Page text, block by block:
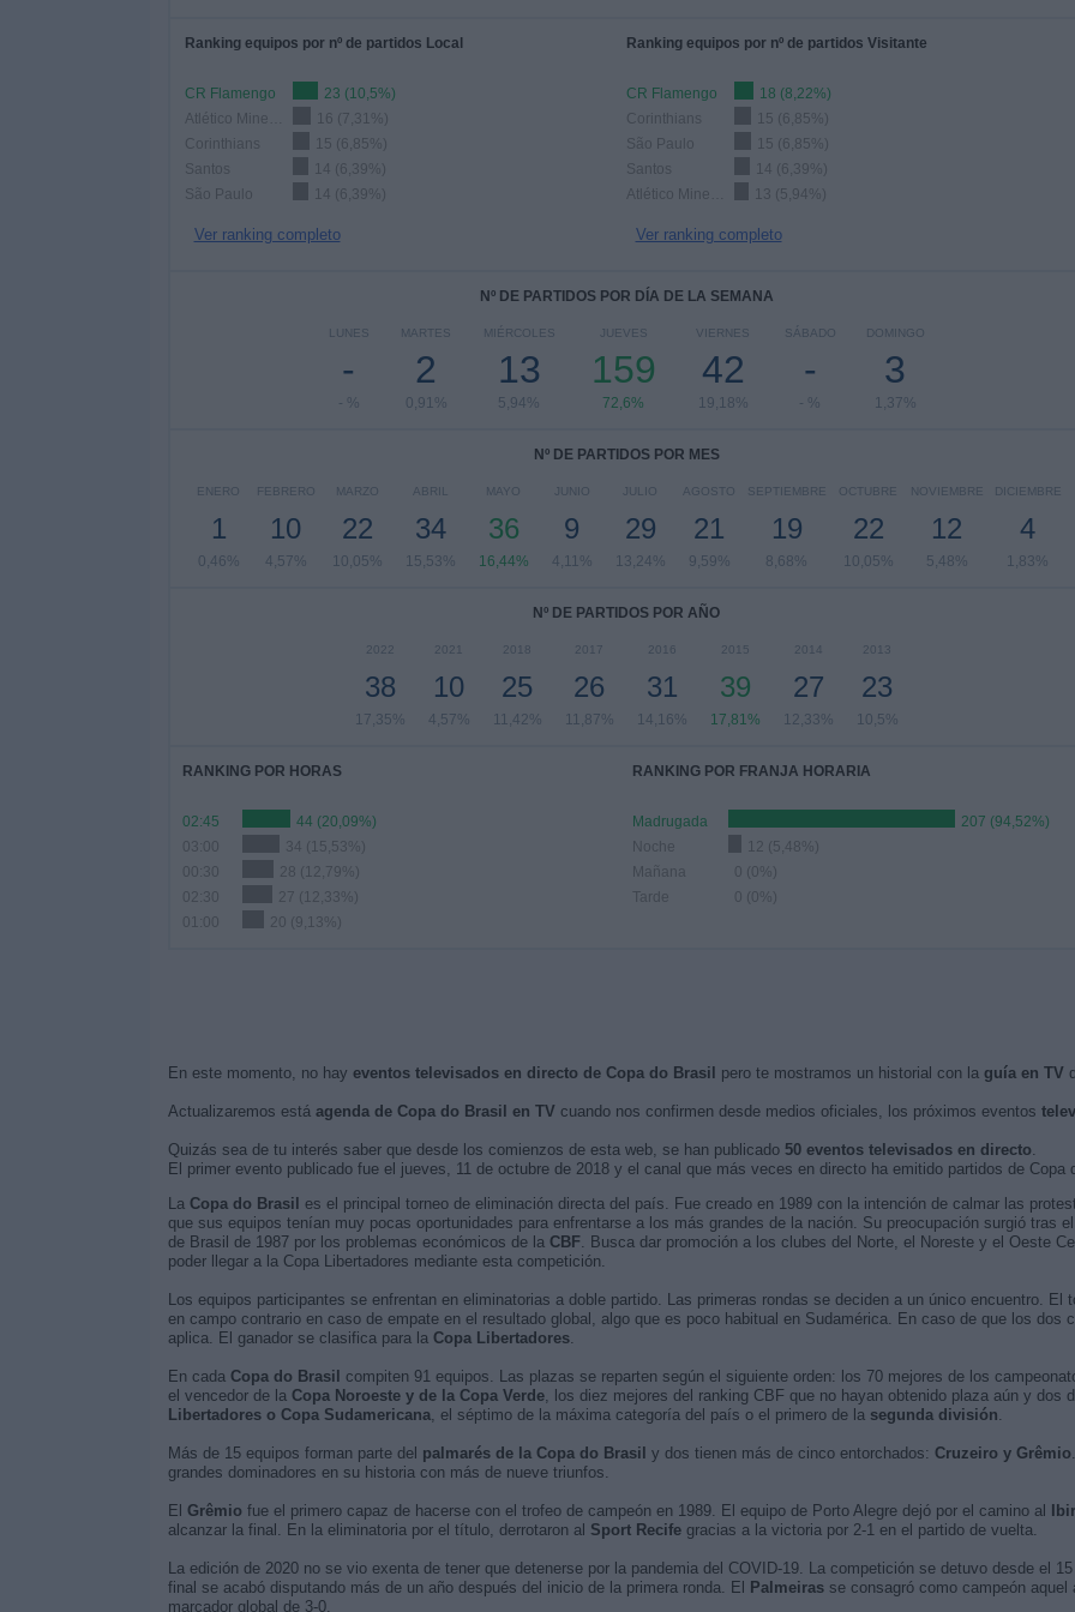
Ranking equipos por nº de partidos Local
CR Flamengo
23 (10,5%)
16 (7,31%)
Corinthians
15 (6,85%)
Santos
14 (6,39%)
São Paulo
14 (6,39%)
Ver ranking completo
Ranking equipos por nº de partidos Visitante
CR Flamengo
18 (8,22%)
Corinthians
15 (6,85%)
São Paulo
15 (6,85%)
Santos
14 (6,39%)
13 (5,94%)
Ver ranking completo
Nº DE PARTIDOS POR DÍA DE LA SEMANA
LUNES
-
- %
MARTES
2
0,91%
MIÉRCOLES
13
5,94%
JUEVES
159
72,6%
VIERNES
42
19,18%
SÁBADO
-
- %
DOMINGO
3
1,37%
Nº DE PARTIDOS POR MES
ENERO
1
0,46%
FEBRERO
10
4,57%
MARZO
22
10,05%
ABRIL
34
15,53%
MAYO
36
16,44%
JUNIO
9
4,11%
JULIO
29
13,24%
AGOSTO
21
9,59%
SEPTIEMBRE
19
8,68%
OCTUBRE
22
10,05%
NOVIEMBRE
12
5,48%
DICIEMBRE
4
1,83%
Nº DE PARTIDOS POR AÑO
2022
38
17,35%
2021
10
4,57%
2018
25
11,42%
2017
26
11,87%
2016
31
14,16%
2015
39
17,81%
2014
27
12,33%
2013
23
10,5%
RANKING POR HORAS
02:45
44 (20,09%)
03:00
34 (15,53%)
00:30
28 (12,79%)
02:30
27 (12,33%)
20 (9,13%)
RANKING POR FRANJA HORARIA
Madrugada
207 (94,52%)
Noche
12 (5,48%)
Mañana
0 (0%)
Tarde
0 (0%)
En este momento, no hay eventos televisados en directo de Copa do Brasil pero te mostramos un historial con la guía en TV
Actualizaremos está agenda de Copa do Brasil en TV cuando nos confirmen desde medios oficiales, los próximos eventos
Quizás sea de tu interés saber que desde los comienzos de esta web, se han publicado 50 eventos televisados en directo.
El primer evento publicado fue el jueves, 11 de octubre de 2018 y el canal que más veces en directo ha emitido partidos de
La Copa do Brasil
es el principal torneo de eliminación directa del país. Fue creado en 1989 con la intención de calmar las
que sus equipos tenían muy pocas oportunidades para enfrentarse a los más grandes de la nación. Su preocupación surgió tras
de Brasil de 1987 por los problemas económicos de la CBF. Busca dar promoción a los clubes del Norte, el Noreste y el Oeste
poder llegar a la Copa Libertadores mediante esta competición.
Los equipos participantes se enfrentan en eliminatorias a doble partido. Las primeras rondas se deciden a un único encuentro. El
en campo contrario en caso de empate en el resultado global, algo que es poco habitual en Sudamérica. En caso de que los dos
aplica. El ganador se clasifica para la Copa Libertadores.
En cada Copa do Brasil compiten 91 equipos. Las plazas se reparten según el siguiente orden: los 70 mejores de los
el vencedor de la Copa Noroeste y de la Copa Verde, los diez mejores del ranking CBF que no hayan obtenido plaza aún y dos
Libertadores o Copa Sudamericana, el séptimo de la máxima categoría del país o el primero de la segunda división.
Más de 15 equipos forman parte del palmarés de la Copa do Brasil y dos tienen más de cinco entorchados: Cruzeiro y Grêmio
grandes dominadores en su historia con más de nueve triunfos.
El Grêmio fue el primero capaz de hacerse con el trofeo de campeón en 1989. El equipo de Porto Alegre dejó por el camino al
alcanzar la final. En la eliminatoria por el título, derrotaron al Sport Recifegracias a la victoria por 2-1 en el partido de vuelta.
La edición de 2020 no se vio exenta de tener que detenerse por la pandemia del COVID-19. La competición se detuvo desde el
final se acabó disputando más de un año después del inicio de la primera ronda. El
Palmeirasse consagró como campeón aquel
marcador global de 3-0.